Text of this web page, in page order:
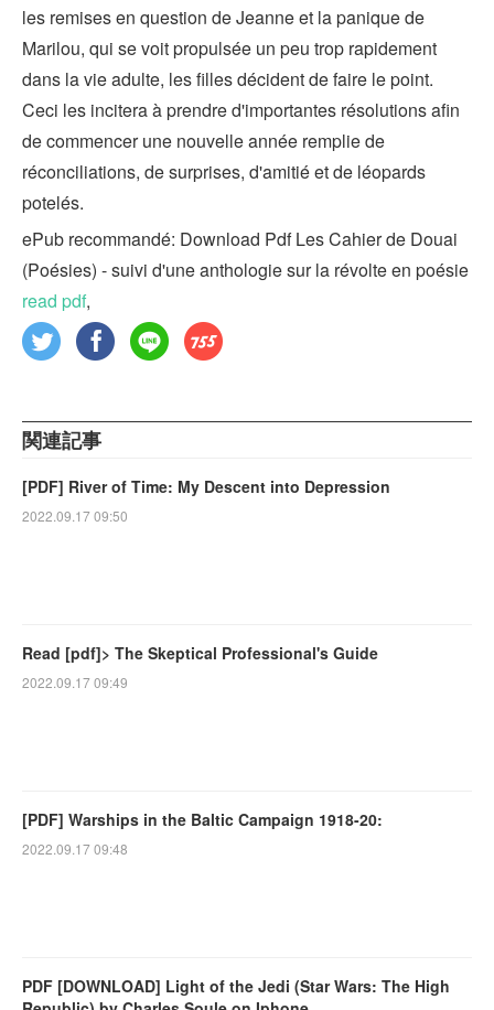
les remises en question de Jeanne et la panique de
Marilou, qui se voit propulsée un peu trop rapidement
dans la vie adulte, les filles décident de faire le point.
Ceci les incitera à prendre d'importantes résolutions afin
de commencer une nouvelle année remplie de
réconciliations, de surprises, d'amitié et de léopards
potelés.
ePub recommandé: Download Pdf Les Cahier de Douai
(Poésies) - suivi d'une anthologie sur la révolte en poésie
read pdf,
関連記事
[PDF] River of Time: My Descent into Depression
2022.09.17 09:50
Read [pdf]> The Skeptical Professional's Guide
2022.09.17 09:49
[PDF] Warships in the Baltic Campaign 1918-20:
2022.09.17 09:48
PDF [DOWNLOAD] Light of the Jedi (Star Wars: The High